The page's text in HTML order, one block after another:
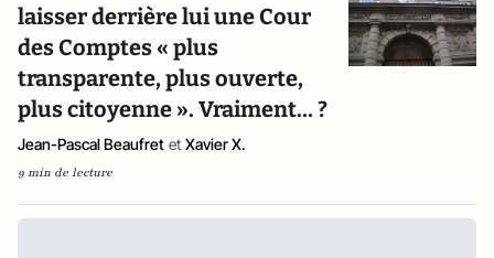
laisser derrière lui une Cour
des Comptes « plus
transparente, plus ouverte,
plus citoyenne ». Vraiment… ?
Jean-Pascal Beaufret et Xavier X.
9 min de lecture